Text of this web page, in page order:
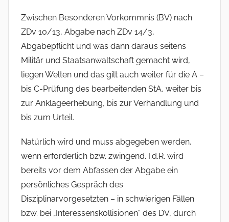
Zwischen Besonderen Vorkommnis (BV) nach
ZDv 10/13, Abgabe nach ZDv 14/3,
Abgabepflicht und was dann daraus seitens
Militär und Staatsanwaltschaft gemacht wird,
liegen Welten und das gilt auch weiter für die A –
bis C-Prüfung des bearbeitenden StA, weiter bis
zur Anklageerhebung, bis zur Verhandlung und
bis zum Urteil.
Natürlich wird und muss abgegeben werden,
wenn erforderlich bzw. zwingend. I.d.R. wird
bereits vor dem Abfassen der Abgabe ein
persönliches Gespräch des
Disziplinarvorgesetzten – in schwierigen Fällen
bzw. bei „Interessenskollisionen“ des DV, durch